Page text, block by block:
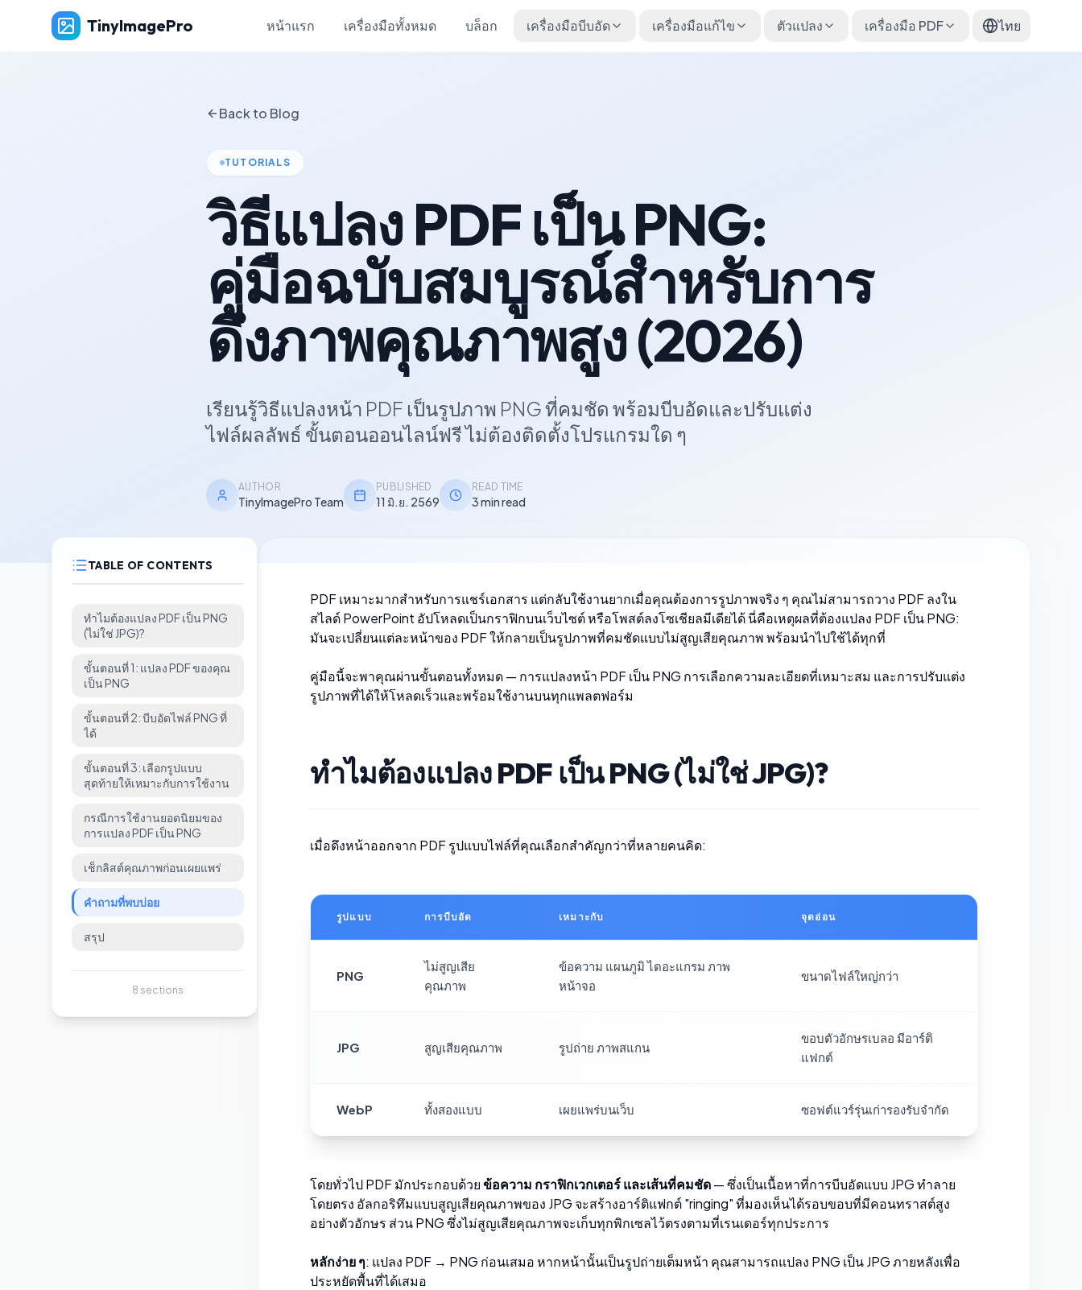
TinyImagePro หน้าแรก เครื่องมือทั้งหมด บล็อก เครื่องมือบีบอัด เครื่องมือแก้ไข ตัวแปลง เครื่องมือ PDF ไทย
Back to Blog
TUTORIALS
วิธีแปลง PDF เป็น PNG:
คู่มือฉบับสมบูรณ์สำหรับการ
ดึงภาพคุณภาพสูง (2026)
เรียนรู้วิธีแปลงหน้า PDF เป็นรูปภาพ PNG ที่คมชัด พร้อมบีบอัดและปรับแต่ง
ไฟล์ผลลัพธ์ ขั้นตอนออนไลน์ฟรี ไม่ต้องติดตั้งโปรแกรมใด ๆ
AUTHOR
TinyImagePro Team
PUBLISHED
11 มิ.ย. 2569
READ TIME
3 min read
TABLE OF CONTENTS
ทำไมต้องแปลง PDF เป็น PNG
(ไม่ใช่ JPG)?
ขั้นตอนที่ 1: แปลง PDF ของคุณ
เป็น PNG
ขั้นตอนที่ 2: บีบอัดไฟล์ PNG ที่
ได้
ขั้นตอนที่ 3: เลือกรูปแบบ
สุดท้ายให้เหมาะกับการใช้งาน
กรณีการใช้งานยอดนิยมของ
การแปลง PDF เป็น PNG
เช็กลิสต์คุณภาพก่อนเผยแพร่
คำถามที่พบบ่อย
สรุป
8 sections
PDF เหมาะมากสำหรับการแชร์เอกสาร แต่กลับใช้งานยากเมื่อคุณต้องการรูปภาพจริง ๆ คุณไม่สามารถวาง PDF ลงใน
สไลด์ PowerPoint อัปโหลดเป็นกราฟิกบนเว็บไซต์ หรือโพสต์ลงโซเชียลมีเดียได้ นี่คือเหตุผลที่ต้องแปลง PDF เป็น PNG:
มันจะเปลี่ยนแต่ละหน้าของ PDF ให้กลายเป็นรูปภาพที่คมชัดแบบไม่สูญเสียคุณภาพ พร้อมนำไปใช้ได้ทุกที่
คู่มือนี้จะพาคุณผ่านขั้นตอนทั้งหมด — การแปลงหน้า PDF เป็น PNG การเลือกความละเอียดที่เหมาะสม และการปรับแต่ง
รูปภาพที่ได้ให้โหลดเร็วและพร้อมใช้งานบนทุกแพลตฟอร์ม
ทำไมต้องแปลง PDF เป็น PNG (ไม่ใช่ JPG)?
เมื่อดึงหน้าออกจาก PDF รูปแบบไฟล์ที่คุณเลือกสำคัญกว่าที่หลายคนคิด:
รูปแบบ การบีบอัด เหมาะกับ จุดอ่อน
PNG
ไม่สูญเสีย
คุณภาพ
ข้อความ แผนภูมิ ไดอะแกรม ภาพ
หน้าจอ
ขนาดไฟล์ใหญ่กว่า
JPG สูญเสียคุณภาพ รูปถ่าย ภาพสแกน
ขอบตัวอักษรเบลอ มีอาร์ติ
แฟกต์
WebP ทั้งสองแบบ เผยแพร่บนเว็บ ซอฟต์แวร์รุ่นเก่ารองรับจำกัด
โดยทั่วไป PDF มักประกอบด้วยข้อความ กราฟิกเวกเตอร์ และเส้นที่คมชัด— ซึ่งเป็นเนื้อหาที่การบีบอัดแบบ JPG ทำลาย
โดยตรง อัลกอริทึมแบบสูญเสียคุณภาพของ JPG จะสร้างอาร์ติแฟกต์ "ringing" ที่มองเห็นได้รอบขอบที่มีคอนทราสต์สูง
อย่างตัวอักษร ส่วน PNG ซึ่งไม่สูญเสียคุณภาพจะเก็บทุกพิกเซลไว้ตรงตามที่เรนเดอร์ทุกประการ
หลักง่าย ๆ: แปลง PDF → PNG ก่อนเสมอ หากหน้านั้นเป็นรูปถ่ายเต็มหน้า คุณสามารถแปลง PNG เป็น JPG ภายหลังเพื่อ
ประหยัดพื้นที่ได้เสมอ